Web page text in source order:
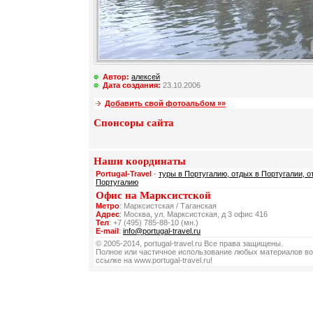
Автор: алексей
Дата создания: 23.10.2006
Добавить свой фотоальбом »»
Спонсоры сайта
Наши координаты
Portugal-Travel - туры в Португалию, отдых в Португалии,
Португалию
Офис на Марксистской
Метро: Марксистская / Таганская
Адрес: Москва, ул. Марксистская, д 3 офис 416
Тел: +7 (495) 785-88-10 (мн.)
E-mail: info@portugal-travel.ru
© 2005-2014, portugal-travel.ru Все права защищены.
Полное или частичное использование любых материалов
ссылке на www.portugal-travel.ru!